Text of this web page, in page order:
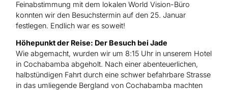
Feinabstimmung mit dem lokalen World Vision-Büro
konnten wir den Besuchstermin auf den 25. Januar
festlegen. Endlich war es soweit!
Höhepunkt der Reise: Der Besuch bei Jade
Wie abgemacht, wurden wir um 8:15 Uhr in unserem Hotel
in Cochabamba abgeholt. Nach einer abenteuerlichen,
halbstündigen Fahrt durch eine schwer befahrbare Strasse
in das umliegende Bergland von Cochabamba machten